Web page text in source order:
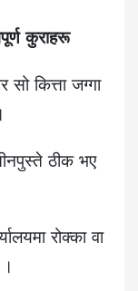
कुराहरू
सो कित्ता जग्गा
ठीक भए
रोक्का वा